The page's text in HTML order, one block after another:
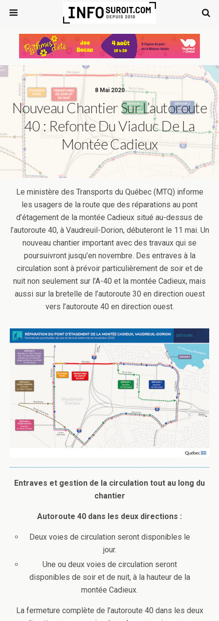
8 Mai 2020
Nouveau Chantier Sur L’autoroute
40 : Refonte Du Viaduc De La
Montée Cadieux
Le ministère des Transports du Québec (MTQ) informe
les usagers de la route que des réparations au pont
d’étagement de la montée Cadieux situé au-dessus de
l’autoroute 40, à Vaudreuil-Dorion, débuteront le 11 mai. Un
nouveau chantier important avec des travaux qui se
poursuivront jusqu’en novembre. Des entraves à la
circulation sont à prévoir particulièrement de soir et de
nuit non seulement sur l’A-40 et la montée Cadieux, mais
aussi sur la bretelle de l’autoroute 30 en direction ouest
vers l’autoroute 40 en direction ouest.
Entraves et gestion de la circulation tout au long du
chantier
Autoroute 40 dans les deux directions :
Deux voies de circulation seront disponibles le
jour.
Une ou deux voies de circulation seront
disponibles de soir et de nuit, à la hauteur de la
montée Cadieux.
La fermeture complète de l’autoroute 40 dans les deux